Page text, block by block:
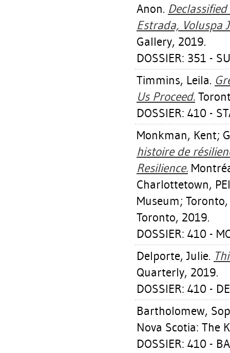
Anon.
Estrada, Voluspa
Gallery, 2019.
DOSSIER: 351 -
Timmins, Leila.
Us Proceed.
DOSSIER: 410 -
Monkman, Kent;
histoire de
Resilience.
Charlottetown,
Museum;
Toronto, 2019.
DOSSIER: 410 -
Delporte, Julie.
Quarterly, 2019.
DOSSIER: 410 -
Bartholomew,
Nova Scotia: The
DOSSIER: 410 -